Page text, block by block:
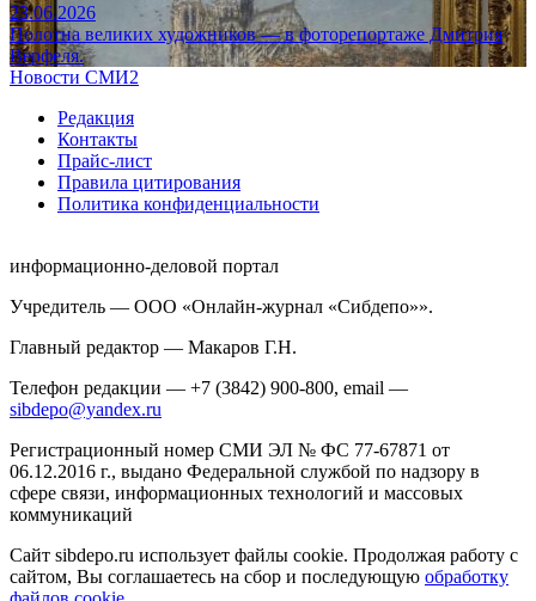
23.06.2026
Полотна великих художников — в фоторепортаже Дмитрия
Верфеля.
Новости СМИ2
Редакция
Контакты
Прайс-лист
Правила цитирования
Политика конфиденциальности
информационно-деловой портал
Учредитель — ООО «Онлайн-журнал «Сибдепо»».
Главный редактор — Макаров Г.Н.
Телефон редакции — +7 (3842) 900-800, email —
sibdepo@yandex.ru
Регистрационный номер СМИ ЭЛ № ФС 77-67871 от
06.12.2016 г., выдано Федеральной службой по надзору в
сфере связи, информационных технологий и массовых
коммуникаций
Сайт sibdepo.ru использует файлы cookie. Продолжая работу с
сайтом, Вы соглашаетесь на сбор и последующую обработку